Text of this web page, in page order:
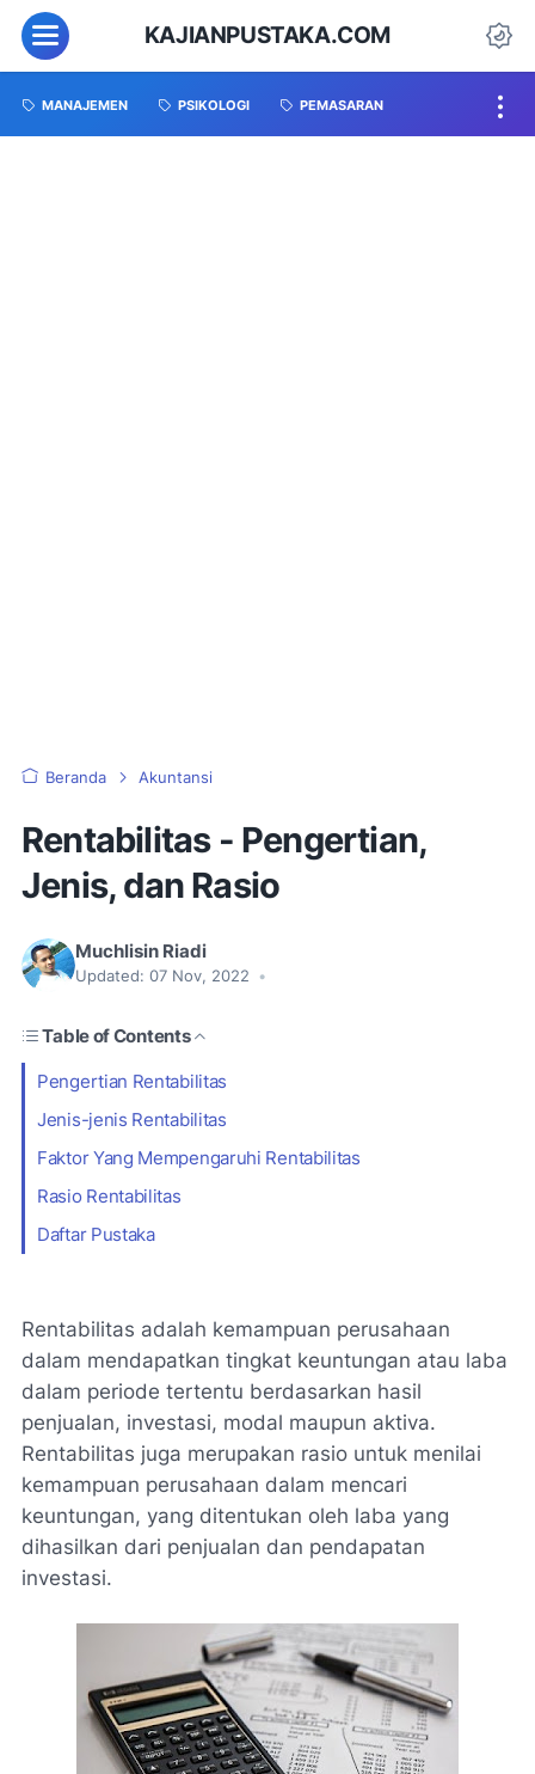
KAJIANPUSTAKA.COM
MANAJEMEN PSIKOLOGI PEMASARAN
Beranda Akuntansi
Rentabilitas - Pengertian,
Jenis, dan Rasio
Muchlisin Riadi
Updated: 07 Nov, 2022 •
Table of Contents
Pengertian Rentabilitas
Jenis-jenis Rentabilitas
Faktor Yang Mempengaruhi Rentabilitas
Rasio Rentabilitas
Daftar Pustaka
Rentabilitas adalah kemampuan perusahaan
dalam mendapatkan tingkat keuntungan atau laba
dalam periode tertentu berdasarkan hasil
penjualan, investasi, modal maupun aktiva.
Rentabilitas juga merupakan rasio untuk menilai
kemampuan perusahaan dalam mencari
keuntungan, yang ditentukan oleh laba yang
dihasilkan dari penjualan dan pendapatan
investasi.